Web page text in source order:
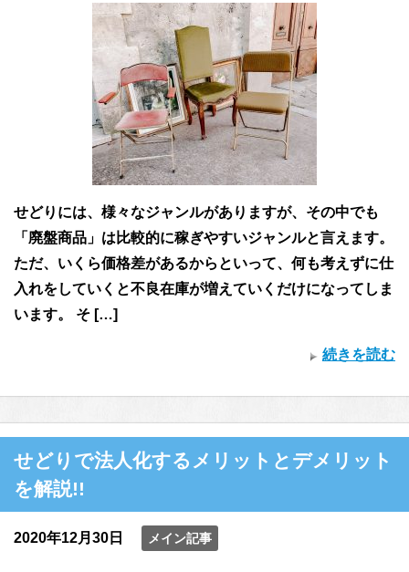
せどりには、様々なジャンルがありますが、その中でも
「廃盤商品」は比較的に稼ぎやすいジャンルと言えます。
ただ、いくら価格差があるからといって、何も考えずに仕
入れをしていくと不良在庫が増えていくだけになってしま
います。 そ […]
続きを読む
せどりで法人化するメリットとデメリット
を解説!!
2020年12月30日 メイン記事